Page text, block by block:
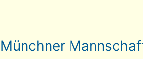
U14
Münchner